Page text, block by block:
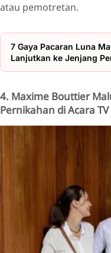
atau pemotretan.
7 Gaya Pacaran Luna
Lanjutkan ke Jenjang
4. Maxime Bouttier
Pernikahan di Acara TV